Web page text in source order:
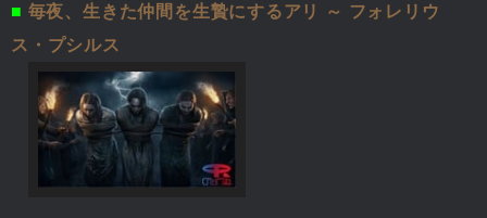
■ 毎夜、生きた仲間を生贄にするアリ ～ フォレリウ
ス・プシルス